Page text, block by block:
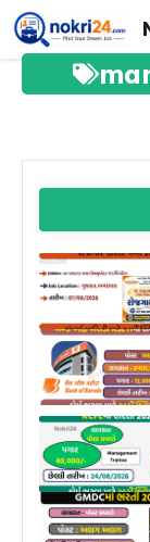
Skip
to
content